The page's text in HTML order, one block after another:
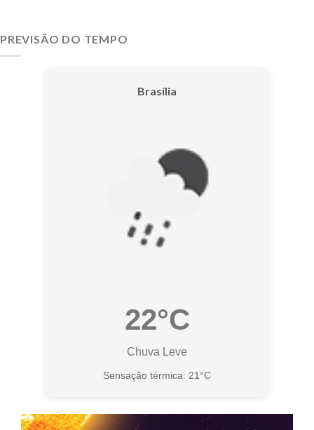
PREVISÃO DO TEMPO
Brasília
22°C
Chuva Leve
Sensação térmica: 21°C